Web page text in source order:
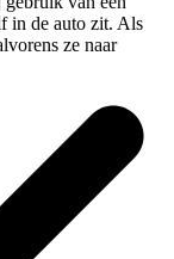
in de auto zit. Als
ze naar